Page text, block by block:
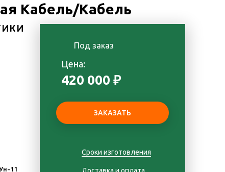
Кабель/Кабель
11
Под заказ
Цена:
420 000 ₽
Сроки изготовления